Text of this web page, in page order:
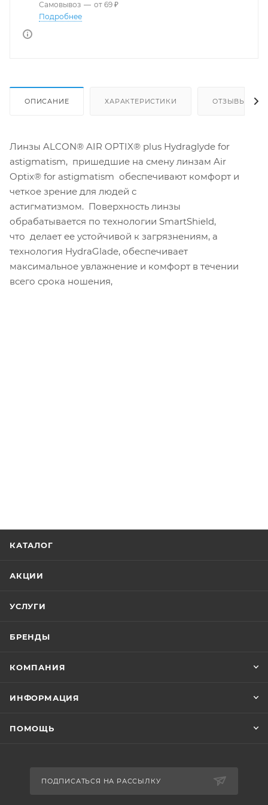
Самовывоз — от 69 ₽
Подробнее
ОПИСАНИЕ ХАРАКТЕРИСТИКИ ОТЗЫВЫ
Линзы ALCON® AIR OPTIX® plus Hydraglyde for
astigmatism, пришедшие на смену линзам Air
Optix® for astigmatism обеспечивают комфорт и
четкое зрение для людей с
астигматизмом. Поверхность линзы
обрабатывается по технологии SmartShield,
что делает ее устойчивой к загрязнениям, а
технология HydraGlade, обеспечивает
максимальное увлажнение и комфорт в течении
всего срока ношения,
КАТАЛОГ
АКЦИИ
УСЛУГИ
БРЕНДЫ
КОМПАНИЯ
ИНФОРМАЦИЯ
ПОМОЩЬ
ПОДПИСАТЬСЯ НА РАССЫЛКУ